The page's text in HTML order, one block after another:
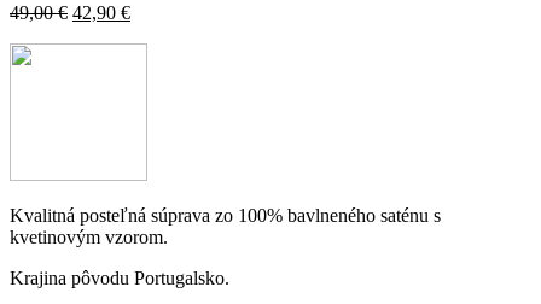
49,00€ 42,90 €
Kvalitná posteľná súprava zo 100% bavlneného saténu s
kvetinovým vzorom.
Krajina pôvodu Portugalsko.